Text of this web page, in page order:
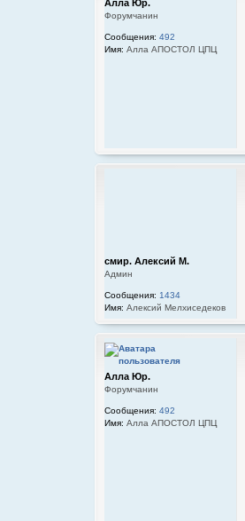
Алла Юр.
Форумчанин
Сообщения: 492
Имя: Алла АПОСТОЛ ЦПЦ
смир. Алексий М.
Админ
Сообщения: 1434
Имя: Алексий Мелхиседеков
Алла Юр.
Форумчанин
Сообщения: 492
Имя: Алла АПОСТОЛ ЦПЦ